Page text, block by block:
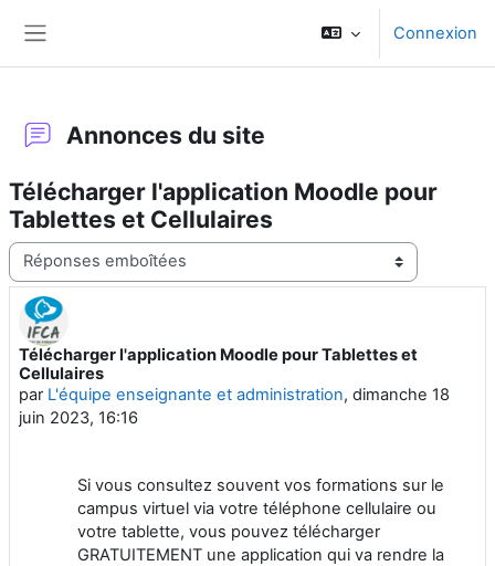
Connexion
Annonces du site
Télécharger l'application Moodle pour
Tablettes et Cellulaires
Type d’affichage
Télécharger l'application Moodle pour Tablettes et
Cellulaires
par L'équipe enseignante et administration, dimanche 18
juin 2023, 16:16
Nombre de réponses : 0
Si vous consultez souvent vos formations sur le
campus virtuel via votre téléphone cellulaire ou
votre tablette, vous pouvez télécharger
GRATUITEMENT une application qui va rendre la